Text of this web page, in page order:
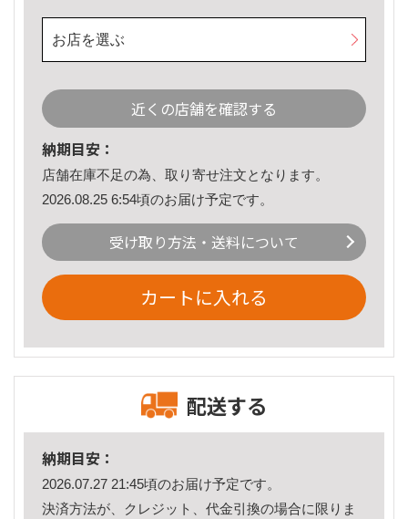
お店を選ぶ
近くの店舗を確認する
納期目安：
店舗在庫不足の為、取り寄せ注文となります。
2026.08.25 6:54頃のお届け予定です。
受け取り方法・送料について
カートに入れる
配送する
納期目安：
2026.07.27 21:45頃のお届け予定です。
決済方法が、クレジット、代金引換の場合に限りま